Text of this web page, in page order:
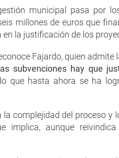
municipal pasa por
millones de euros que
la justificación de los
Fajardo, quien
subvenciones hay que
que hasta ahora se ha
complejidad del proceso y
implica, aunque